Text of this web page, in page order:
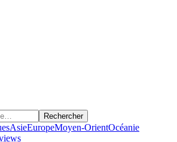
Rechercher
AsieEuropeMoyen-OrientOcéanie